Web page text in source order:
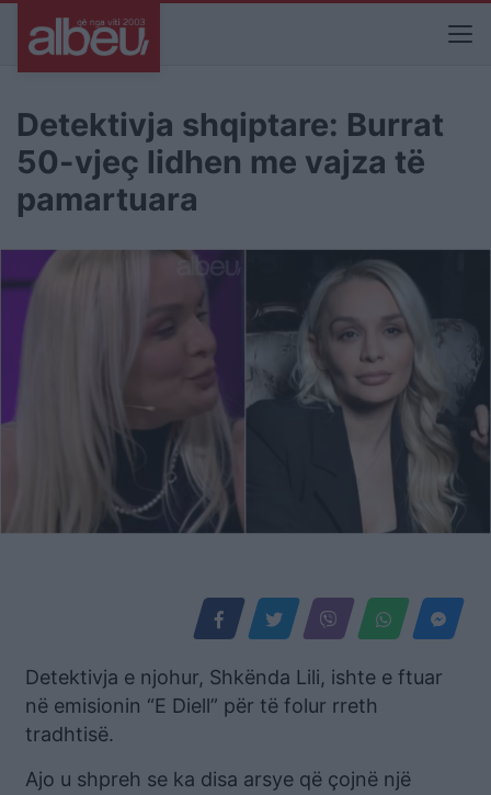
Detektivja shqiptare: Burrat
50-vjeç lidhen me vajza të
pamartuara
Detektivja e njohur, Shkënda Lili, ishte e ftuar
në emisionin “E Diell” për të folur rreth
tradhtisë.
Ajo u shpreh se ka disa arsye që çojnë një